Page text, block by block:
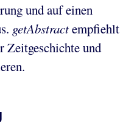
und auf einen
getAbstractempfiehlt
Zeitgeschichte und